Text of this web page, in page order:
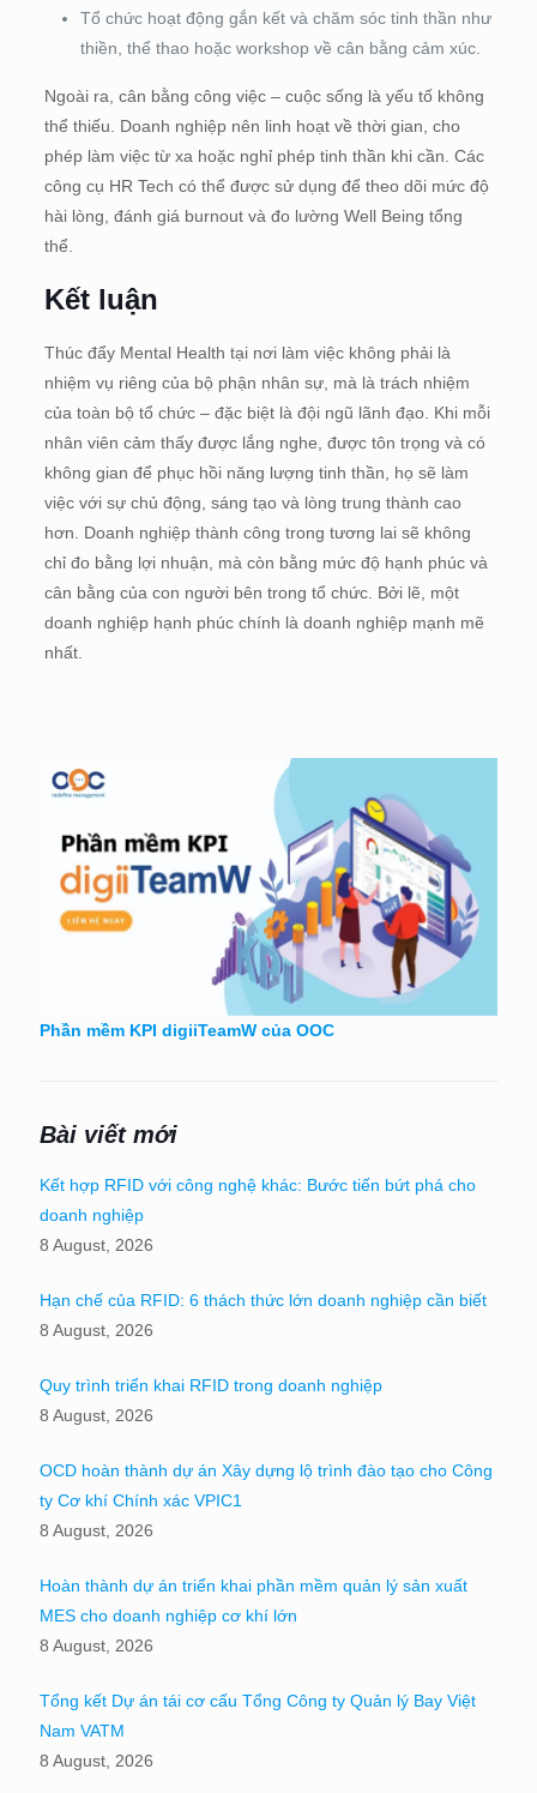
Tổ chức hoạt động gắn kết và chăm sóc tinh thần như
thiền, thể thao hoặc workshop về cân bằng cảm xúc.
Ngoài ra, cân bằng công việc – cuộc sống là yếu tố không
thể thiếu. Doanh nghiệp nên linh hoạt về thời gian, cho
phép làm việc từ xa hoặc nghỉ phép tinh thần khi cần. Các
công cụ HR Tech có thể được sử dụng để theo dõi mức độ
hài lòng, đánh giá burnout và đo lường Well Being tổng
thể.
Kết luận
Thúc đẩy Mental Health tại nơi làm việc không phải là
nhiệm vụ riêng của bộ phận nhân sự, mà là trách nhiệm
của toàn bộ tổ chức – đặc biệt là đội ngũ lãnh đạo. Khi mỗi
nhân viên cảm thấy được lắng nghe, được tôn trọng và có
không gian để phục hồi năng lượng tinh thần, họ sẽ làm
việc với sự chủ động, sáng tạo và lòng trung thành cao
hơn. Doanh nghiệp thành công trong tương lai sẽ không
chỉ đo bằng lợi nhuận, mà còn bằng mức độ hạnh phúc và
cân bằng của con người bên trong tổ chức. Bởi lẽ, một
doanh nghiệp hạnh phúc chính là doanh nghiệp mạnh mẽ
nhất.
Phần mềm KPI digiiTeamW của OOC
Bài viết mới
Kết hợp RFID với công nghệ khác: Bước tiến bứt phá cho
doanh nghiệp
8 August, 2026
Hạn chế của RFID: 6 thách thức lớn doanh nghiệp cần biết
8 August, 2026
Quy trình triển khai RFID trong doanh nghiệp
8 August, 2026
OCD hoàn thành dự án Xây dựng lộ trình đào tạo cho Công
ty Cơ khí Chính xác VPIC1
8 August, 2026
Hoàn thành dự án triển khai phần mềm quản lý sản xuất
MES cho doanh nghiệp cơ khí lớn
8 August, 2026
Tổng kết Dự án tái cơ cấu Tổng Công ty Quản lý Bay Việt
Nam VATM
8 August, 2026